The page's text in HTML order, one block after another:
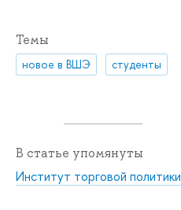
Темы
новое в ВШЭ студенты
В статье упомянуты
Институт торговой политики